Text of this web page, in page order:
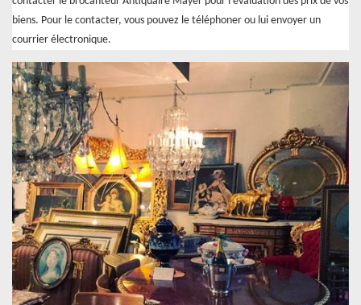
biens. Pour le contacter, vous pouvez le téléphoner ou lui envoyer un
courrier électronique.